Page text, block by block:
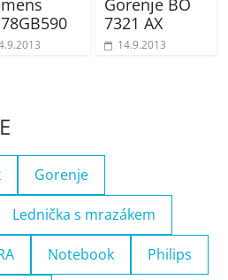
Gorenje BO
7321 AX
14.9.2013
Gorenje
Lednička s mrazákem
Notebook Philips